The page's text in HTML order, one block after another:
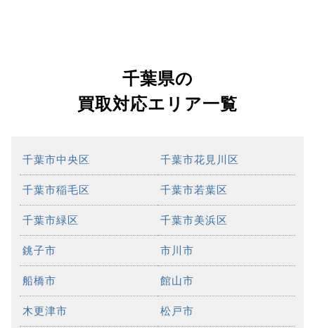
千葉県の
買取対応エリア一覧
千葉市中央区 千葉市花見川区
千葉市稲毛区 千葉市若葉区
千葉市緑区 千葉市美浜区
銚子市 市川市
船橋市 館山市
木更津市 松戸市